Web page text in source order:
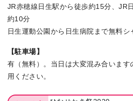
JR赤穂線日生駅から徒歩約15分、JR
約10分
日生運動公園から日生病院まで無料シ
【駐車場】
有（無料）。当日は大変混み合います
用ください。